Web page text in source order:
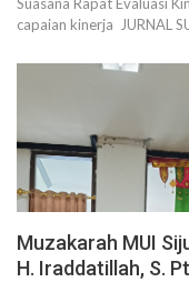
capaian kinerja JURNAL
Muzakarah MUI
H. Iraddatillah, S.